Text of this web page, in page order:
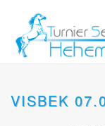
VISBEK